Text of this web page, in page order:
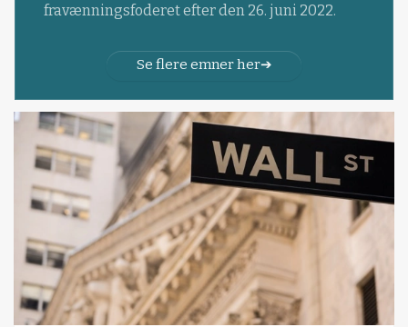
fravænningsfoderet efter den 26. juni 2022.
Se flere emner her